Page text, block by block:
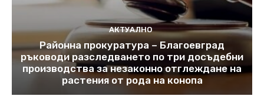
АКТУАЛНО
Районна прокуратура – Благоевград
ръководи разследването по три досъдебни
производства за незаконно отглеждане на
растения от рода на конопа